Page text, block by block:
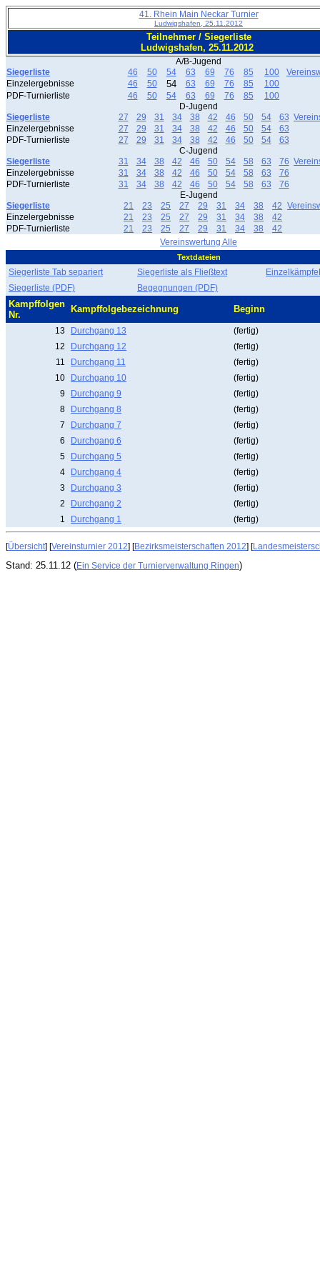
41. Rhein Main Neckar Turnier
Ludwigshafen, 25.11.2012
Teilnehmer / Siegerliste
Ludwigshafen, 25.11.2012
A/B-Jugend
Siegerliste
46 50 54 63 69 76 85 100
Einzelergebnisse
46 50 54 63 69 76 85
100
PDF-Turnierliste
46 50 54 63 69 76 85
100
D-Jugend
Siegerliste
27 29 31 34 38 42 46 50 54 63
Einzelergebnisse
27 29 31 34 38 42 46 50 54
63
PDF-Turnierliste
27 29 31 34 38 42 46 50 54
63
C-Jugend
Siegerliste
31 34 38 42 46 50 54 58 63 76
Einzelergebnisse
31 34 38 42 46 50 54 58 63
76
PDF-Turnierliste
31 34 38 42 46 50 54 58 63
76
E-Jugend
Siegerliste
21 23 25 27 29 31 34 38 42
Einzelergebnisse
21 23 25 27 29 31 34 38
42
PDF-Turnierliste
21 23 25 27 29 31 34 38
42
Vereinswertung Alle
Textdateien
Siegerliste Tab separiert Siegerliste als Fließtext
Siegerliste (PDF)
Begegnungen (PDF)
Kampffolgen
Nr.
Kampffolgebezeichnung Beginn
13 Durchgang 13
(fertig)
12
Durchgang 12
(fertig)
11
Durchgang 11
(fertig)
10
Durchgang 10
(fertig)
9
Durchgang 9
(fertig)
8
Durchgang 8
(fertig)
7
Durchgang 7
(fertig)
6
Durchgang 6
(fertig)
5
Durchgang 5
(fertig)
4
Durchgang 4
(fertig)
3
Durchgang 3
(fertig)
2
Durchgang 2
(fertig)
1
Durchgang 1 (fertig)
[Übersicht] [Vereinsturnier 2012] [Bezirksmeisterschaften 2012] [
Stand: 25.11.12 (Ein Service der Turnierverwaltung Ringen)